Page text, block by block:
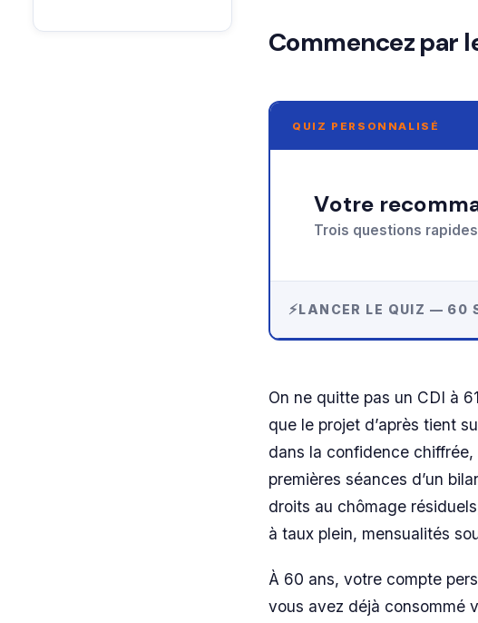
Commencez par
QUIZ PERSONNALISÉ
Votre
Trois questions
LANCER LE QUIZ — 60
On ne quitte pas un CDI à
que le projet d’après tient
dans la confidence
premières séances d’un
droits au chômage
à taux plein, mensualités
À 60 ans, votre compte
vous avez déjà consommé